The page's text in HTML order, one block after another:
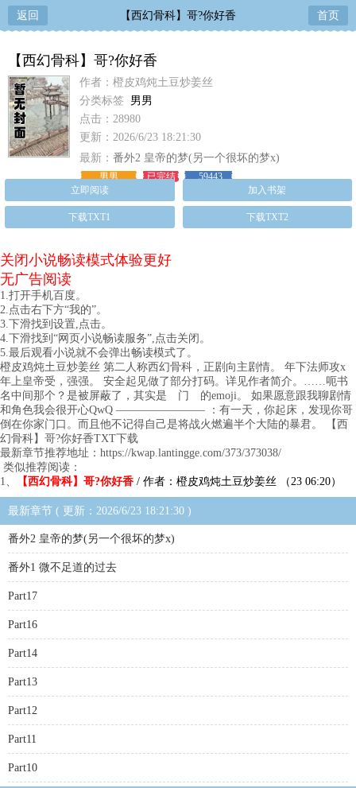
返回 【西幻骨科】哥?你好香 首页
【西幻骨科】哥?你好香
作者：橙皮鸡炖土豆炒姜丝
分类标签 男男
点击：28980
更新：2026/6/23 18:21:30
最新： 番外2 皇帝的梦(另一个很坏的梦x)
男男 已完结
59443
立即阅读
加入书架
下载TXT1 下载TXT2
关闭小说畅读模式体验更好
无广告阅读
1.打开手机百度。
2.点击右下方“我的”。
3.下滑找到设置,点击。
4.下滑找到“网页小说畅读服务”,点击关闭。
5.最后观看小说就不会弹出畅读模式了。
橙皮鸡炖土豆炒姜丝 第二人称西幻骨科，正剧向主剧情。 年下法师攻x
年上皇帝受，强强。 安全起见做了部分打码。详见作者简介。……呃书
名中间那个？是被屏蔽了，其实是 门 的emoji。 如果愿意跟我聊剧情
和角色我会很开心QwQ ———————— ：有一天，你起床，发现你哥
倒在你家门口。而且他不记得自己是将战火燃遍半个大陆的暴君。 【西
幻骨科】哥?你好香TXT下载
最新章节推荐地址：https://kwap.lantingge.com/373/373038/
类似推荐阅读：
1、
【西幻骨科】哥?你好香 / 作者：橙皮鸡炖土豆炒姜丝 （23 06:20）
最新章节 ( 更新：2026/6/23 18:21:30 )
番外2 皇帝的梦(另一个很坏的梦x)
番外1 微不足道的过去
Part17
Part16
Part14
Part13
Part12
Part11
Part10